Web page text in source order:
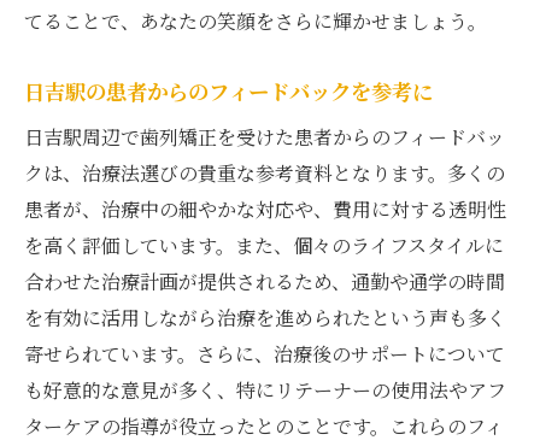
てることで、あなたの笑顔をさらに輝かせましょう。
日吉駅の患者からのフィードバックを参考に
日吉駅周辺で歯列矯正を受けた患者からのフィードバッ
クは、治療法選びの貴重な参考資料となります。多くの
患者が、治療中の細やかな対応や、費用に対する透明性
を高く評価しています。また、個々のライフスタイルに
合わせた治療計画が提供されるため、通勤や通学の時間
を有効に活用しながら治療を進められたという声も多く
寄せられています。さらに、治療後のサポートについて
も好意的な意見が多く、特にリテーナーの使用法やアフ
ターケアの指導が役立ったとのことです。これらのフィ